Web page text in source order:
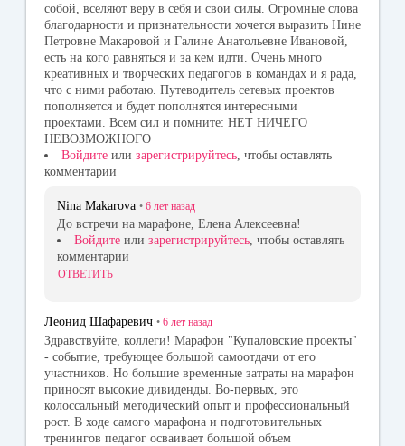
собой, вселяют веру в себя и свои силы. Огромные слова
благодарности и признательности хочется выразить Нине
Петровне Макаровой и Галине Анатольевне Ивановой,
есть на кого равняться и за кем идти. Очень много
креативных и творческих педагогов в командах и я рада,
что с ними работаю. Путеводитель сетевых проектов
пополняется и будет пополнятся интересными
проектами. Всем сил и помните: НЕТ НИЧЕГО
НЕВОЗМОЖНОГО
Войдите или зарегистрируйтесь , чтобы оставлять
комментарии
Nina Makarova • 6 лет назад
До встречи на марафоне, Елена Алексеевна!
Войдите или зарегистрируйтесь, чтобы оставлять
комментарии
ОТВЕТИТЬ
Леонид Шафаревич • 6 лет назад
Здравствуйте, коллеги! Марафон "Купаловские проекты"
- событие, требующее большой самоотдачи от его
участников. Но большие временные затраты на марафон
приносят высокие дивиденды. Во-первых, это
колоссальный методический опыт и профессиональный
рост. В ходе самого марафона и подготовительных
тренингов педагог осваивает большой объем